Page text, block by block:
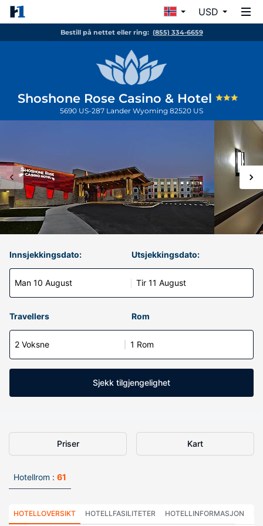
USD
Bestill på nettet eller ring: (855) 334-6659
Shoshone Rose Casino & Hotel
5690 US-287 Lander Wyoming 82520 US
Innsjekkingsdato:
Man 10 August
Utsjekkingsdato:
Tir 11 August
Travellers Rom
2 Voksne 1 Rom
Sjekk tilgjengelighet
Priser Kart
Hotellrom : 61
HOTELLOVERSIKT HOTELLFASILITETER HOTELLINFORMASJON